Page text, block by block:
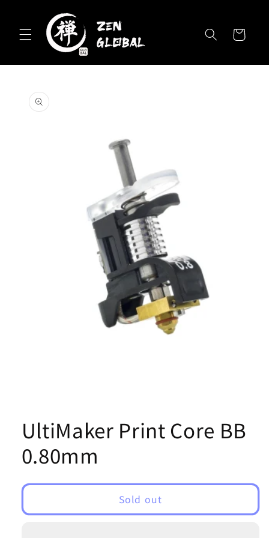
content
Cart
product
information
in
modal
UltiMaker Print Core BB
0.80mm
Sold out